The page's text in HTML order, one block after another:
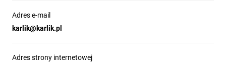
Adres e-mail
karlik@karlik.pl
Adres strony internetowej